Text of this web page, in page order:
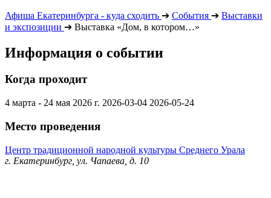
Афиша Екатеринбурга - куда сходить ➔ События ➔ Выставки
и экспозиции ➔ Выставка «Дом, в котором…»
Информация о событии
Когда проходит
4 марта - 24 мая 2026 г. 2026-03-04 2026-05-24
Место проведения
Центр традиционной народной культуры Среднего Урала
г. Екатеринбург, ул. Чапаева, д. 10